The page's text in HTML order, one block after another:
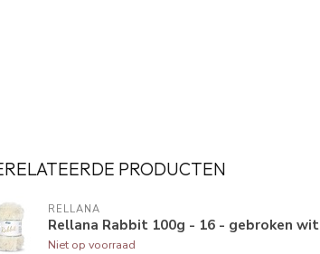
PRODUCTEN
RELLANA
Rellana Rabbit 100g - 16 - gebroken wit
Niet op voorraad